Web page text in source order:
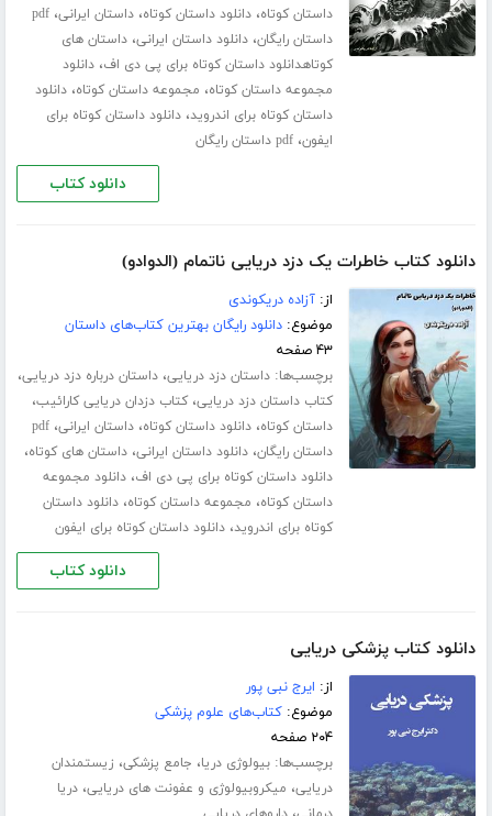
داستان کوتاه،دانلود داستان کوتاه،داستان ایرانی،pdf
داستان رایگان،دانلود داستان ایرانی،داستان های
کوتاهدانلود داستان کوتاه برای پی دی اف،دانلود
مجموعه داستان کوتاه، مجموعه داستان کوتاه،دانلود
داستان کوتاه برای اندروید،دانلود داستان کوتاه برای
ایفون،pdf داستان رایگان
دانلود کتاب
دانلود کتاب خاطرات یک دزد دریایی ناتمام (الدوادو)
از:آزاده دریکوندی
موضوع:دانلود رایگان بهترین کتاب‌های داستان
۴۳ صفحه
برچسب‌ها:داستان دزد دریایی،داستان درباره دزد دریایی،
کتاب داستان دزد دریایی،کتاب دزدان دریایی کارائیب،
داستان کوتاه،دانلود داستان کوتاه،داستان ایرانی،pdf
داستان رایگان،دانلود داستان ایرانی،داستان های کوتاه،
دانلود داستان کوتاه برای پی دی اف،دانلود مجموعه
داستان کوتاه، مجموعه داستان کوتاه،دانلود داستان
کوتاه برای اندروید،دانلود داستان کوتاه برای ایفون
دانلود کتاب
دانلود کتاب پزشکی دریایی
از: ایرج نبی پور
موضوع:کتاب‌های علوم پزشکی
۲۰۴ صفحه
برچسب‌ها:بیولوژی دریا، جامع پزشکی، زیستمندان
دریایی، میکروبیولوژی و عفونت های دریایی،دریا